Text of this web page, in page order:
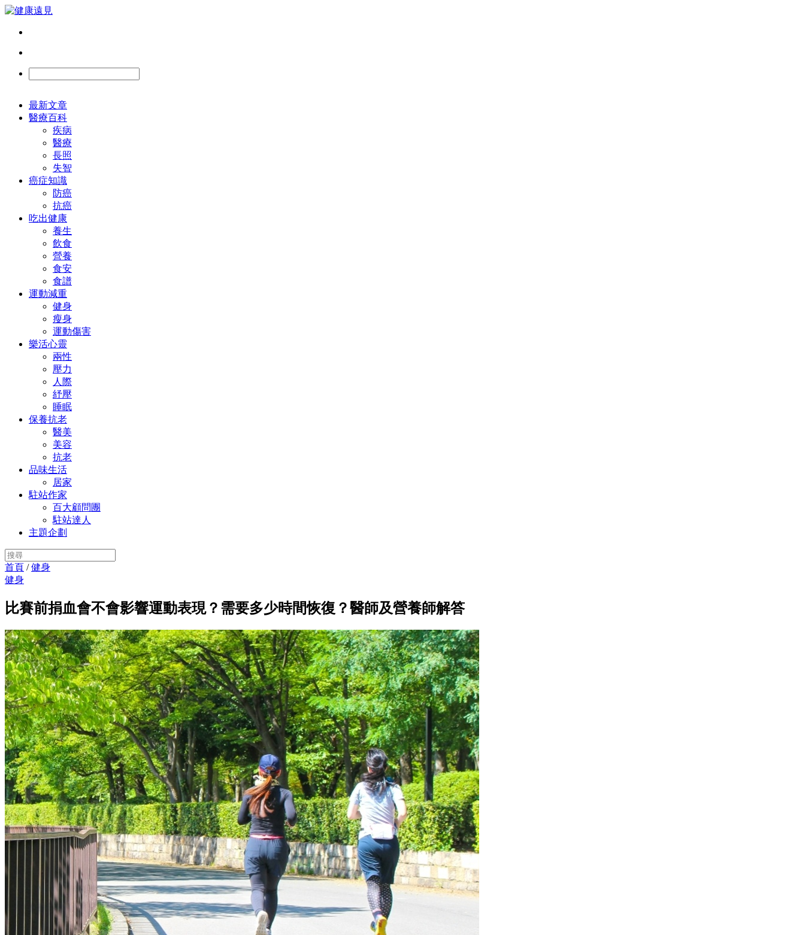
最新文章
醫療百科
疾病
醫療
長照
失智
癌症知識
防癌
抗癌
吃出健康
養生
飲食
營養
食安
食譜
運動減重
健身
瘦身
運動傷害
樂活心靈
兩性
壓力
人際
紓壓
睡眠
保養抗老
醫美
美容
抗老
品味生活
居家
駐站作家
百大顧問團
駐站達人
主題企劃
首頁 /健身
健身
比賽前捐血會不會影響運動表現？需要多少時間恢復？醫師及營養師解答